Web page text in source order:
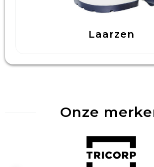
Laarzen
Onze